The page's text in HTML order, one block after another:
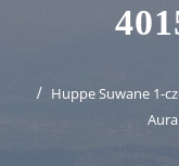
Huppe Suwane 1-